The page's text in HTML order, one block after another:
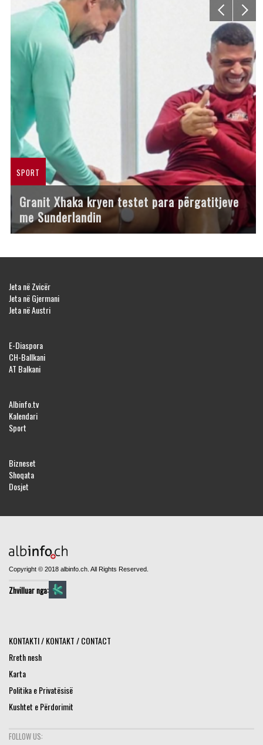
SPORT
Granit Xhaka kryen testet para përgatitjeve
me Sunderlandin
Jeta në Zvicër
Jeta në Gjermani
Jeta në Austri
E-Diaspora
CH-Ballkani
AT Balkani
Albinfo.tv
Kalendari
Sport
Bizneset
Shoqata
Dosjet
Copyright © 2018 albinfo.ch. All Rights Reserved.
Zhvilluar nga:
KONTAKTI / KONTAKT / CONTACT
Rreth nesh
Karta
Politika e Privatësisë
Kushtet e Përdorimit
FOLLOW US: